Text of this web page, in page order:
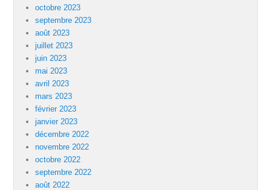
octobre 2023
septembre 2023
août 2023
juillet 2023
juin 2023
mai 2023
avril 2023
mars 2023
février 2023
janvier 2023
décembre 2022
novembre 2022
octobre 2022
septembre 2022
août 2022